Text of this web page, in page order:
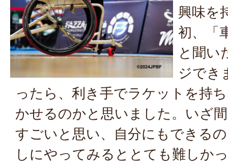
興味を
初、「
と聞い
ジでき
ったら、利き手でラケットを持
かせるのかと思いました。いざ
すごいと思い、自分にもできる
しにやってみるととても難しか